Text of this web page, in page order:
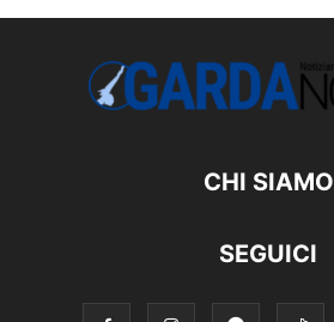
CHI SIAMO
SEGUICI